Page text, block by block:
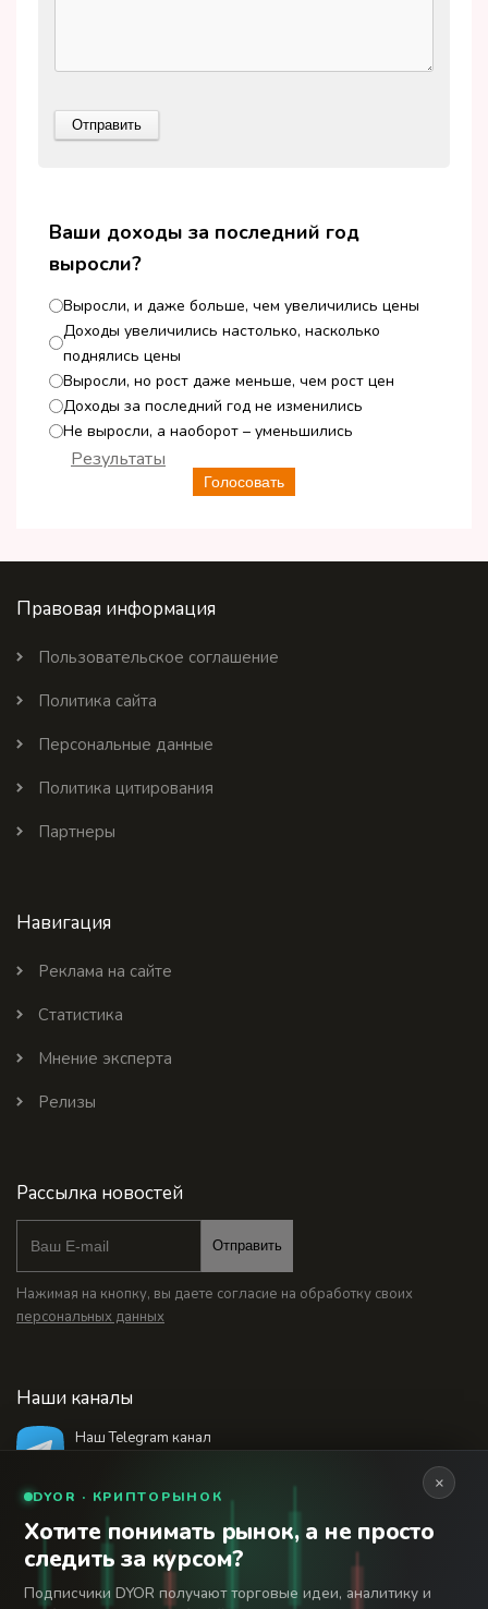
Ваши доходы за последний год
выросли?
Выросли, и даже больше, чем увеличились цены
Доходы увеличились настолько, насколько
поднялись цены
Выросли, но рост даже меньше, чем рост цен
Доходы за последний год не изменились
Не выросли, а наоборот – уменьшились
Голосовать
Результаты
Правовая информация
Пользовательское соглашение
Политика сайта
Персональные данные
Политика цитирования
Партнеры
Навигация
Реклама на сайте
Статистика
Мнение эксперта
Релизы
Рассылка новостей
Отправить
Нажимая на кнопку, вы даете согласие на обработку своих
персональных данных
Наши каналы
Наш Telegram канал
18+
© 2026 Финансовый интернет-портал «Банки
Сегодня». Используя сайт BanksToday.net вы
×
DYOR · КРИПТОРЫНОК
Хотите понимать рынок, а не просто
следить за курсом?
Подписчики DYOR получают торговые идеи, аналитику и